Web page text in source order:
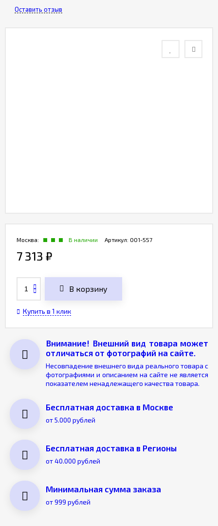
Оставить отзыв
Артикул: 001-557
Москва: В наличии
7 313 ₽
В корзину
Купить в 1 клик
Внимание! Внешний вид товара может
отличаться от фотографий на сайте.
Несовпадение внешнего вида реального товара с
фотографиями и описанием на сайте не является
показателем ненадлежащего качества товара.
Бесплатная доставка в Москве
от 5.000 рублей
Бесплатная доставка в Регионы
от 40.000 рублей
Минимальная сумма заказа
от 999 рублей